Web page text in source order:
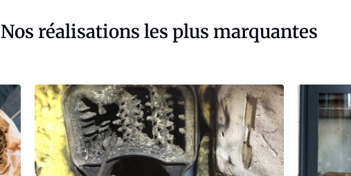
Nos réalisations les plus marquantes